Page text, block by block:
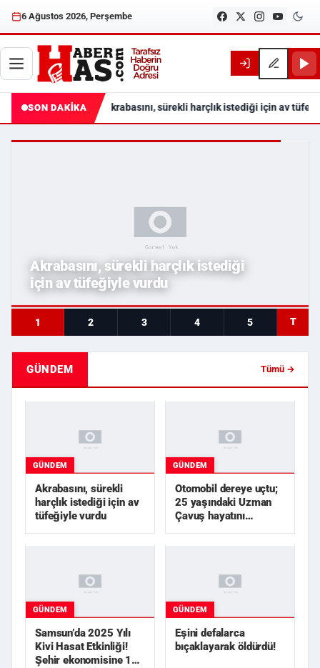
6 Ağustos 2026, Perşembe
SON DAKİKA Akrabasını, sürekli harçlık istediği için av
Akrabasını, sürekli harçlık istediği
için av tüfeğiyle vurdu
1 2 3 4 5 T
GÜNDEM Tümü →
GÜNDEM
Akrabasını, sürekli
harçlık istediği için av
tüfeğiyle vurdu
GÜNDEM
Otomobil dereye uçtu;
25 yaşındaki Uzman
Çavuş hayatını
GÜNDEM
Samsun’da 2025 Yılı
Kivi Hasat Etkinliği!
Şehir ekonomisine 1
GÜNDEM
Eşini defalarca
bıçaklayarak öldürdü!